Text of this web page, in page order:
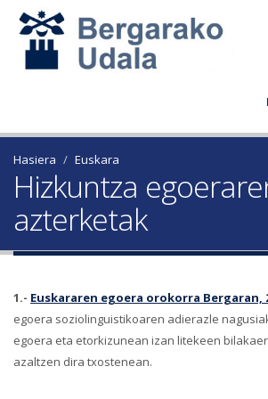
Hasiera Euskara
Hizkuntza
azterketak
1.- Euskararen egoera orokorra Bergaran,
egoera soziolinguistikoaren adierazle
egoera eta etorkizunean izan litekeen
azaltzen dira txostenean.